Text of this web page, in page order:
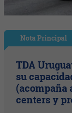
Nota Principal
TDA
su
(acompaña
centers y